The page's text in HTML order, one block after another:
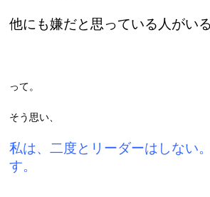
他にも嫌だと思っている人がい
って。
そう思い、
私は、二度とリーダーはしない
す。